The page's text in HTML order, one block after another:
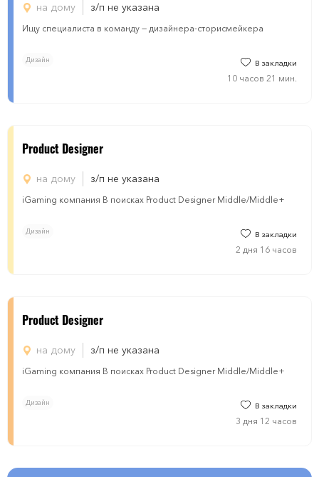
на дому з/п не указана
Ищу специалиста в команду — дизайнера-сторисмейкера
Дизайн В закладки
10 часов 21 мин.
Product Designer
на дому з/п не указана
iGaming компания В поисках Product Designer Middle/Middle+
Дизайн В закладки
2 дня 16 часов
Product Designer
на дому з/п не указана
iGaming компания В поисках Product Designer Middle/Middle+
Дизайн В закладки
3 дня 12 часов